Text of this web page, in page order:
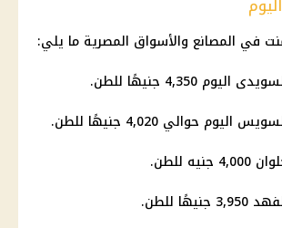
في المصانع والأسواق المصرية ما يلي:
4,350 جنيهًا للطن.
حوالي 4,020 جنيهًا للطن.
للطن.
للطن.